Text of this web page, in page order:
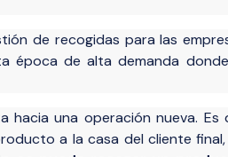
Materials
de materiales
gas, cemento y
de recogidas para las
época de alta demanda
hacia una operación nueva.
a la casa del cliente